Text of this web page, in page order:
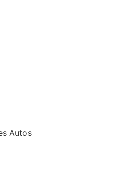
Autos